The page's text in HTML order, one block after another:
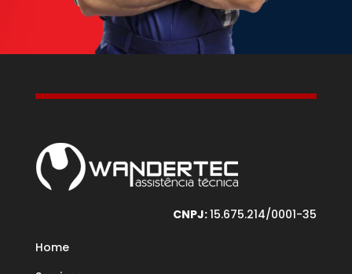
CNPJ:15.675.214/0001-35
Home